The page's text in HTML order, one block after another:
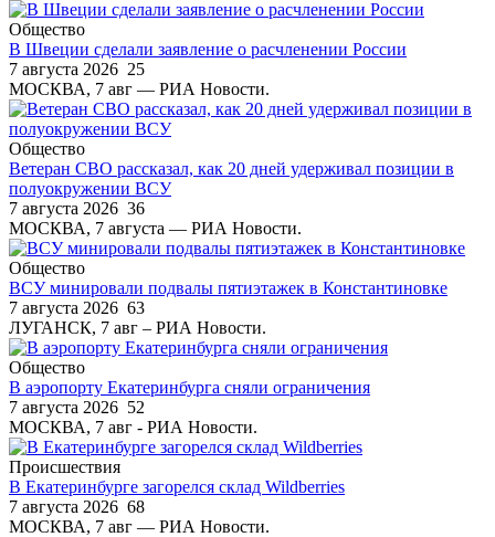
Общество
В Швеции сделали заявление о расчленении России
7 августа 2026 25
МОСКВА, 7 авг — РИА Новости.
Общество
Ветеран СВО рассказал, как 20 дней удерживал позиции в
полуокружении ВСУ
7 августа 2026 36
МОСКВА, 7 августа — РИА Новости.
Общество
ВСУ минировали подвалы пятиэтажек в Константиновке
7 августа 2026 63
ЛУГАНСК, 7 авг – РИА Новости.
Общество
В аэропорту Екатеринбурга сняли ограничения
7 августа 2026 52
МОСКВА, 7 авг - РИА Новости.
Происшествия
В Екатеринбурге загорелся склад Wildberries
7 августа 2026 68
МОСКВА, 7 авг — РИА Новости.